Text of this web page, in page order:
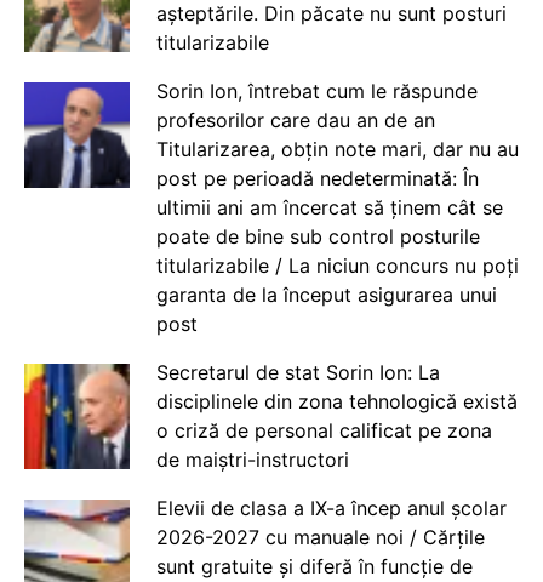
așteptările. Din păcate nu sunt posturi
titularizabile
Sorin Ion, întrebat cum le răspunde
profesorilor care dau an de an
Titularizarea, obțin note mari, dar nu au
post pe perioadă nedeterminată: În
ultimii ani am încercat să ținem cât se
poate de bine sub control posturile
titularizabile / La niciun concurs nu poți
garanta de la început asigurarea unui
post
Secretarul de stat Sorin Ion: La
disciplinele din zona tehnologică există
o criză de personal calificat pe zona
de maiștri-instructori
Elevii de clasa a IX-a încep anul școlar
2026-2027 cu manuale noi / Cărțile
sunt gratuite și diferă în funcție de